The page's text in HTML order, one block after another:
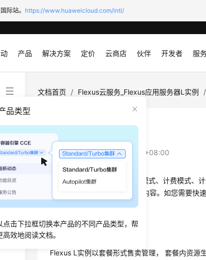
际站。 https://www.huaweicloud.com/intl/
产品 解决方案 定价 云商店 伙伴 开发者 服
品类型
点击下拉框切换本产品的不同产品类型，帮
高效地阅读文档。
文档首页 / Flexus云服务_Flexus应用服务器L实例 /
计费说明概述
更新时间：2026-05-09 GMT+08:00
本节介绍Flexus L实例的售卖模式、计费模式、
息，方便您快速了解相关计费内容。如您需要快
售卖模式
Flexus L实例以套餐形式售卖管理， 套餐内资源